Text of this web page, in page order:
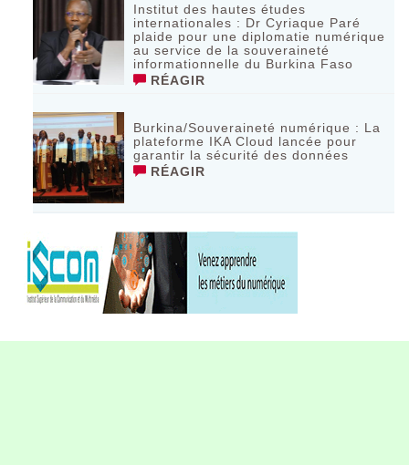
Institut des hautes études
internationales : Dr Cyriaque Paré
plaide pour une diplomatie numérique
au service de la souveraineté
informationnelle du Burkina Faso
RÉAGIR
Burkina/Souveraineté numérique : La
plateforme IKA Cloud lancée pour
garantir la sécurité des données
RÉAGIR